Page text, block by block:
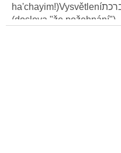
ha'chayim!)Vysvětleníשברכת (Shebirkat) - "Ať požehnání"
(doslova "že požehnání")....